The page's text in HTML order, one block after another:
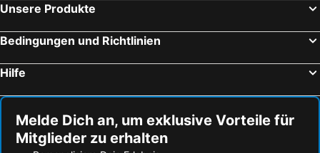
Unsere Produkte
Bedingungen und Richtlinien
Hilfe
Melde Dich an, um exklusive Vorteile für
Mitglieder zu erhalten